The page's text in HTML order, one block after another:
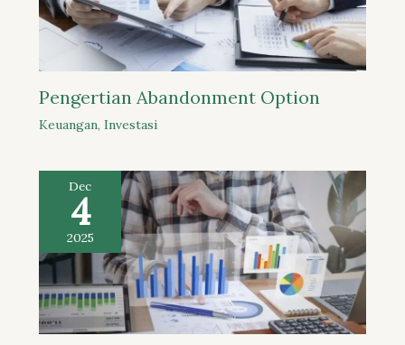
Pengertian Abandonment Option
Keuangan, Investasi
Dec
4
2025